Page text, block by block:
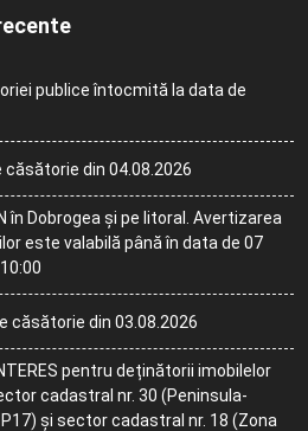
publice întocmită la data de
căsătorie din 04.08.2026
în Dobrogea și pe litoral. Avertizarea
este valabilă până în data de 07
căsătorie din 03.08.2026
pentru deținătorii imobilelor
cadastral nr. 30 (Peninsula-
și sector cadastral nr. 18 (Zona